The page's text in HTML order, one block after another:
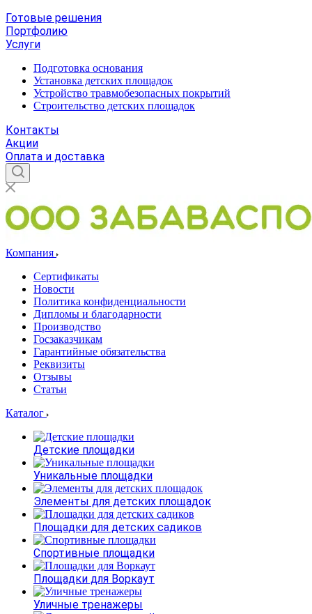
Готовые решения
Портфолию
Услуги
Подготовка основания
Установка детских площадок
Устройство травмобезопасных покрытий
Строительство детских площадок
Контакты
Акции
Оплата и доставка
Компания
Сертификаты
Новости
Политика конфиденциальности
Дипломы и благодарности
Производство
Госзаказчикам
Гарантийные обязательства
Реквизиты
Отзывы
Статьи
Каталог
Детские площадки
Уникальные площадки
Элементы для детских площадок
Площадки для детских садиков
Спортивные площадки
Площадки для Воркаут
Уличные тренажеры